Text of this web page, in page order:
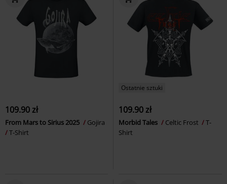
109.90 zł
From Mars to Sirius 2025
Gojira
T-Shirt
Ostatnie sztuki
109.90 zł
Morbid Tales Celtic Frost
T-
Shirt